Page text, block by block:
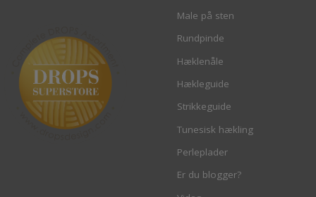
Male på sten
Rundpinde
Hæklenåle
Hækleguide
Strikkeguide
Tunesisk hækling
Perleplader
Er du blogger?